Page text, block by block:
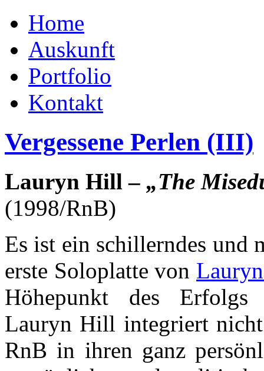
Home
Auskunft
Portfolio
Kontakt
Vergessene Perlen (III)
Lauryn Hill – „The
(1998/RnB)
Es ist ein schillerndes und
erste Soloplatte von
Höhepunkt des
Lauryn Hill integriert
RnB in ihren ganz